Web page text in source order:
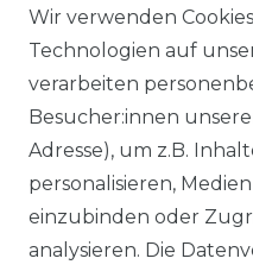
SERVICE
KONTAKT
Wir verwenden
Technologien auf
verarbeiten
Besucher:innen
Adresse), um z.B.
personalisieren,
einzubinden oder
analysieren. Die